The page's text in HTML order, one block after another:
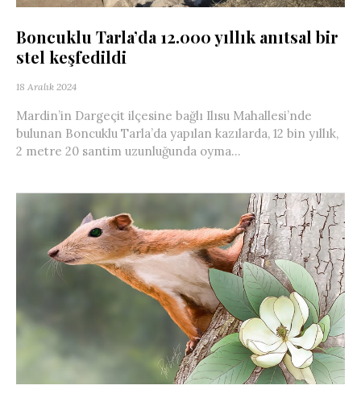
Boncuklu Tarla’da 12.000 yıllık anıtsal bir
stel keşfedildi
18 Aralık 2024
Mardin’in Dargeçit ilçesine bağlı Ilısu Mahallesi’nde
bulunan Boncuklu Tarla’da yapılan kazılarda, 12 bin yıllık,
2 metre 20 santim uzunluğunda oyma...